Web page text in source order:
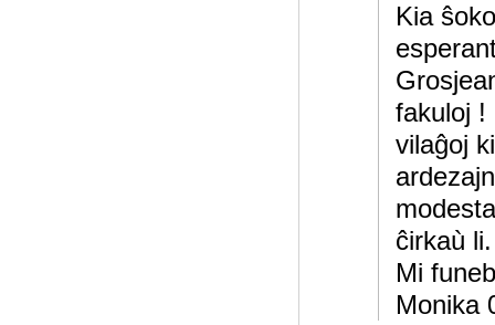
Kia
fakuloj !
vilaĝoj
ĉirkaù
Mi
Monika